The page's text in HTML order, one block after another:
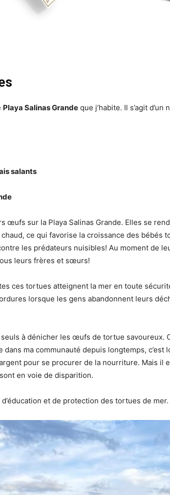
Playa Salinas Grande que j’habite. Il s’agit
salants
œufs sur la Playa Salinas Grande. Elles se
ce qui favorise la croissance des bébés
les prédateurs nuisibles! Au moment de
leurs frères et sœurs!
ces tortues atteignent la mer en toute
lorsque les gens abandonnent leurs
à dénicher les œufs de tortue
ma communauté depuis longtemps,
pour se procurer de la nourriture. Mais
en voie de disparition.
d’éducation et de protection des tortues de